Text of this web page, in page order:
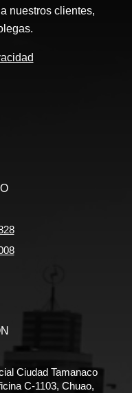
nuestros clientes,
Ciudad Tamanaco
C-1103, Chuao,